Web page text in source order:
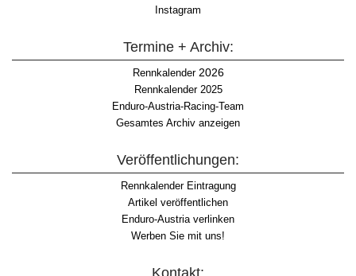
Instagram
Termine + Archiv:
Rennkalender2026
Rennkalender 2025
Enduro-Austria-Racing-Team
Gesamtes Archiv anzeigen
Veröffentlichungen:
Rennkalender Eintragung
Artikel veröffentlichen
Enduro-Austria verlinken
Werben Sie mit uns!
Kontakt: